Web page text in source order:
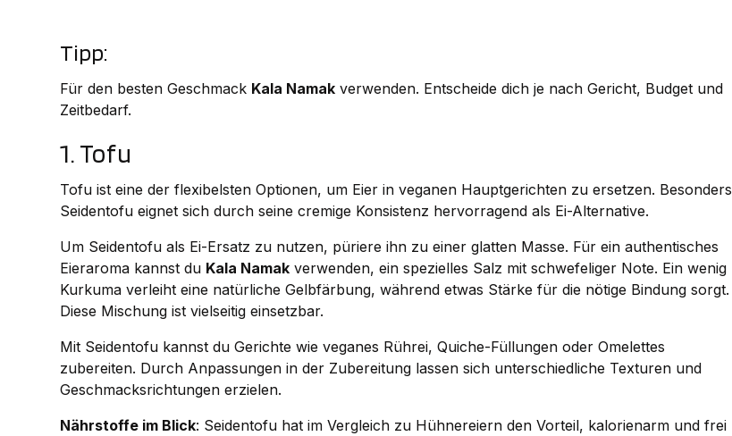
Tipp:
Für den besten Geschmack Kala Namak verwenden. Entscheide dich je nach Gericht, Budget und
Zeitbedarf.
1. Tofu
Tofu ist eine der flexibelsten Optionen, um Eier in veganen Hauptgerichten zu ersetzen. Besonders
Seidentofu eignet sich durch seine cremige Konsistenz hervorragend als Ei-Alternative.
Um Seidentofu als Ei-Ersatz zu nutzen, püriere ihn zu einer glatten Masse. Für ein authentisches
Eieraroma kannst du Kala Namak verwenden, ein spezielles Salz mit schwefeliger Note. Ein wenig
Kurkuma verleiht eine natürliche Gelbfärbung, während etwas Stärke für die nötige Bindung sorgt.
Diese Mischung ist vielseitig einsetzbar.
Mit Seidentofu kannst du Gerichte wie veganes Rührei, Quiche-Füllungen oder Omelettes
zubereiten. Durch Anpassungen in der Zubereitung lassen sich unterschiedliche Texturen und
Geschmacksrichtungen erzielen.
Nährstoffe im Blick: Seidentofu hat im Vergleich zu Hühnereiern den Vorteil, kalorienarm und frei